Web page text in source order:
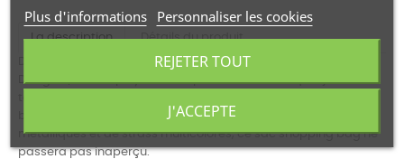
La description Détails du produit
Découvrez le Sac Shopping Bag Broderies de la marque
Desigual, un sac polyvalent et plein de couleurs qui ajoute une
brodées, agrémentées de petits miroirs ronds, de perles
métalliques et de strass multicolores, ce sac shopping bag ne
passera pas inaperçu.
Plus d'informations Personnaliser les cookies
REJETER TOUT
J'ACCEPTE